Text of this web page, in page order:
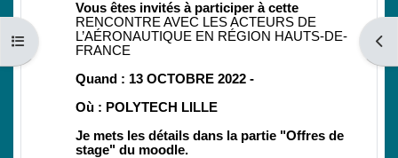
Apri indice del corso
Vous êtes invités à participer à cette
RENCONTRE AVEC LES ACTEURS DE
L’AÉRONAUTIQUE EN RÉGION HAUTS-DE-
FRANCE
Quand : 13 OCTOBRE 2022 -
Où : POLYTECH LILLE
Je mets les détails dans la partie "Offres de
stage" du moodle.